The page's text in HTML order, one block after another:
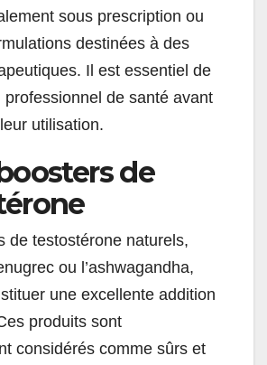
sous prescription ou
destinées à des
Il est essentiel de
professionnel de santé avant
utilisation.
de
de testostérone naturels,
ou l’ashwagandha,
une excellente addition
produits sont
considérés comme sûrs et